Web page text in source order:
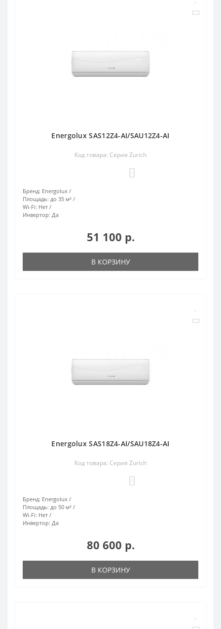
Energolux SAS12Z4-AI/SAU12Z4-AI
Код товара: Серия Zurich
Бренд: Energolux
Площадь: до 35 м²
Wi-Fi: Нет
Инвертор: Да
51 100 р.
В КОРЗИНУ
Energolux SAS18Z4-AI/SAU18Z4-AI
Код товара: Серия Zurich
Бренд: Energolux
Площадь: до 50 м²
Wi-Fi: Нет
Инвертор: Да
80 600 р.
В КОРЗИНУ